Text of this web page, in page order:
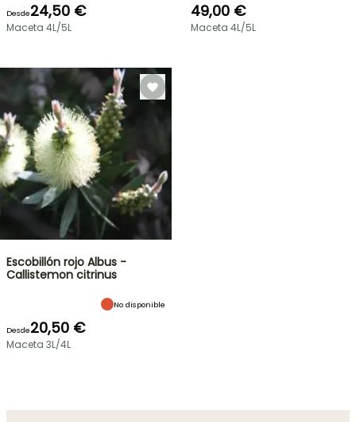
Desde24,50 €
Maceta 4L/5L
49,00 €
Maceta 4L/5L
Escobillón rojo Albus -
Callistemon citrinus
No disponible
Desde20,50 €
Maceta 3L/4L